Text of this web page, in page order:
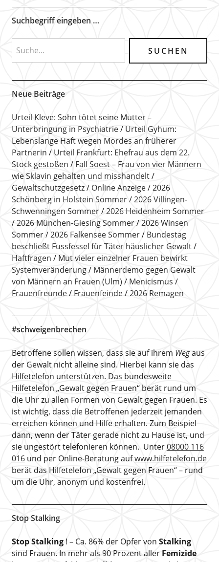
Suchbegriff eingeben …
Neue Beiträge
Urteil Kleve: Sohn tötet seine Mutter –
Unterbringung in Psychiatrie
Urteil Gyhum:
Lebenslange Haft wegen Mordes an früherer
Partnerin
Urteil Frankfurt: Ehefrau aus dem 22.
Stock gestoßen
Fall Soest – Frau von vier Männern
wie Sklavin gehalten und misshandelt
Gewaltschutzgesetz
Online Anzeige
2026
Schönberg in Holstein Sommer
2026 Villingen-
Schwenningen Sommer
2026 Heidenheim Sommer
2026 München-Giesing Sommer
2026 Winsen
Sommer
2026 Falkensee Sommer
Bundestag
beschließt Fussfessel für Täter häuslicher Gewalt
Haftfragen
Mut vieler einzelner Frauen bewirkt
Systemveränderung
Männerdemo gegen Gewalt
von Männern an Frauen (Ulm)
Menicismus
Frauenfreunde
Frauenfeinde 2026 Remagen
#schweigenbrechen
Betroffene sollen wissen, dass sie auf ihrem Wegaus
der Gewalt nicht alleine sind. Hierbei kann sie das
Hilfetelefon unterstützen. Das bundesweite
Hilfetelefon „Gewalt gegen Frauen“ berät rund um
die Uhr zu allen Formen von Gewalt gegen Frauen. Es
ist wichtig, dass die Betroffenen jederzeit jemanden
erreichen können und Hilfe erhalten. Zum Beispiel
dann, wenn der Täter gerade nicht zu Hause ist, und
sie ungestört telefonieren können. Unter08000 116
016und per Online-Beratung aufwww.hilfetelefon.de
berät das Hilfetelefon „Gewalt gegen Frauen“ – rund
um die Uhr, anonym und kostenfrei.
Stop Stalking
Stop Stalking! – Ca. 86% der Opfer von Stalking
sind Frauen. In mehr als 90 Prozent aller Femizide